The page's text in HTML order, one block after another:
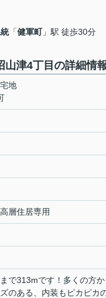
「健軍町」駅 徒歩30分
山津4丁目の詳細情
地
層住居専用
で313mです！多くの方か
のある、内装もピカピカ